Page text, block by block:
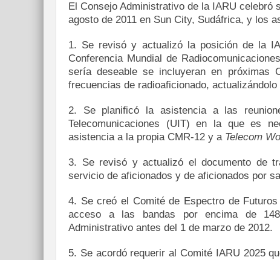
El Consejo Administrativo de la IARU celebró
agosto de 2011 en Sun City, Sudáfrica, y los
1. Se revisó y actualizó la posición de la
Conferencia Mundial de
sería deseable se incluyeran en
frecuencias de radioaficionado,
2. Se planificó la asistencia a las
Telecomunicaciones (UIT) en la que es
asistencia a la propia CMR-12 y a Telecom
3. Se revisó y actualizó el documento de
servicio de aficionados y de aficionados por
4. Se creó el Comité de Espectro de
acceso a las bandas por encima de
Administrativo antes del 1 de marzo de 2012.
5. Se acordó requerir al Comité IARU 2025